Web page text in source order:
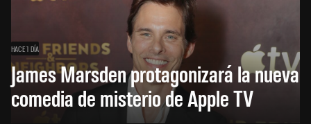
HACE 1 DÍA
James Marsden protagonizará la nueva
comedia de misterio de Apple TV